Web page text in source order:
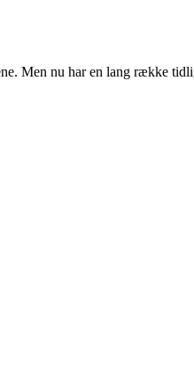
Men nu har en lang række